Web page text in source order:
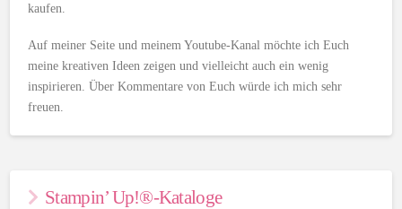
kaufen.
Auf meiner Seite und meinem Youtube-Kanal möchte ich Euch
meine kreativen Ideen zeigen und vielleicht auch ein wenig
inspirieren. Über Kommentare von Euch würde ich mich sehr
freuen.
Stampin’ Up!®-Kataloge